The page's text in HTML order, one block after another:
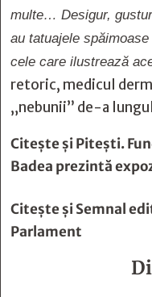
multe… Desigur,
au tatuajele
cele care ilustrează
retoric, medicul
„nebunii” de-a
Citește șiPiteşti.
Badea prezintă
Citește șiSemnal
Parlament